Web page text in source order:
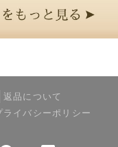
返品について
ライバシーポリシー